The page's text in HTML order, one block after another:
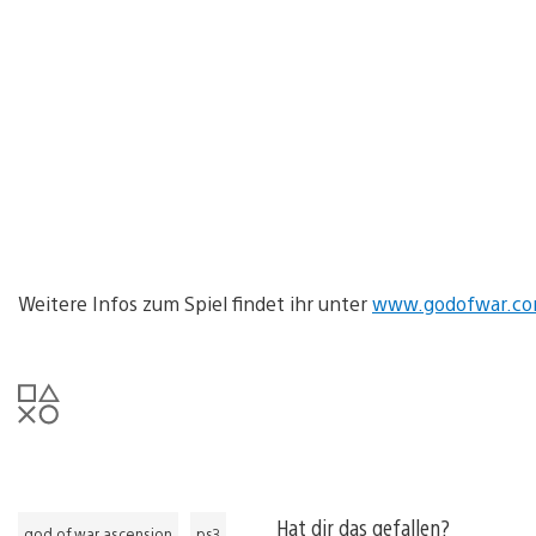
Weitere Infos zum Spiel findet ihr unter
Hat dir das gefallen?